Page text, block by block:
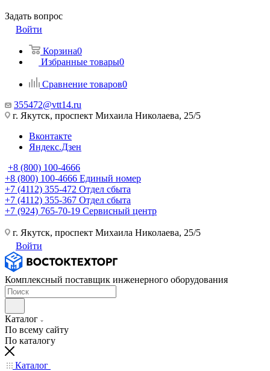
Задать вопрос
Войти
Корзина0
Избранные товары0
Сравнение товаров0
355472@vtt14.ru
г. Якутск, проспект Михаила Николаева, 25/5
Вконтакте
Яндекс.Дзен
+8 (800) 100-4666
+8 (800) 100-4666 Единый номер
+7 (4112) 355-472 Отдел сбыта
+7 (4112) 355-367 Отдел сбыта
+7 (924) 765-70-19 Сервисный центр
г. Якутск, проспект Михаила Николаева, 25/5
Войти
Комплексный поставщик инженерного оборудования
Каталог
По всему сайту
По каталогу
Каталог